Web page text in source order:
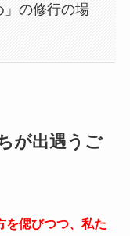
」の修行の場
が出遇うご
を偲びつつ、私た